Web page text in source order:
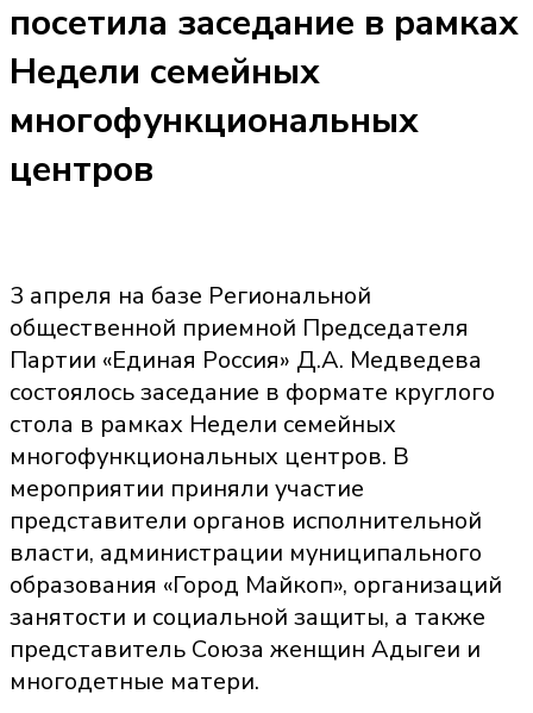
посетила заседание в рамках
Недели семейных
многофункциональных
центров
3 апреля на базе Региональной
общественной приемной Председателя
Партии «Единая Россия» Д.А. Медведева
состоялось заседание в формате круглого
стола в рамках Недели семейных
многофункциональных центров. В
мероприятии приняли участие
представители органов исполнительной
власти, администрации муниципального
образования «Город Майкоп», организаций
занятости и социальной защиты, а также
представитель Союза женщин Адыгеи и
многодетные матери.